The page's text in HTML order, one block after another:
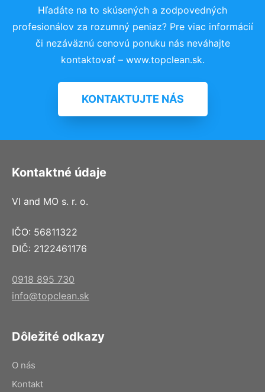
Hľadáte na to skúsených a zodpovedných
profesionálov za rozumný peniaz? Pre viac informácií
či nezáväznú cenovú ponuku nás neváhajte
kontaktovať – www.topclean.sk.
KONTAKTUJTE NÁS
Kontaktné údaje
VI and MO s. r. o.
IČO: 56811322
DIČ: 2122461176
0918 895 730
info@topclean.sk
Dôležité odkazy
O nás
Kontakt